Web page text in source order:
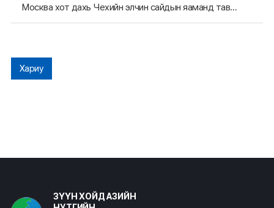
Москва хот дахь Чехийн элчин сайдын яаманд тавих Томск мужийн илтгэл
Хариу
ЗҮҮН ХОЙД АЗИЙН